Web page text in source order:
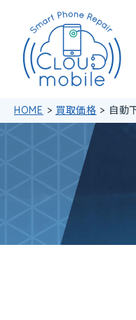
HOME > 買取価格 > 自動